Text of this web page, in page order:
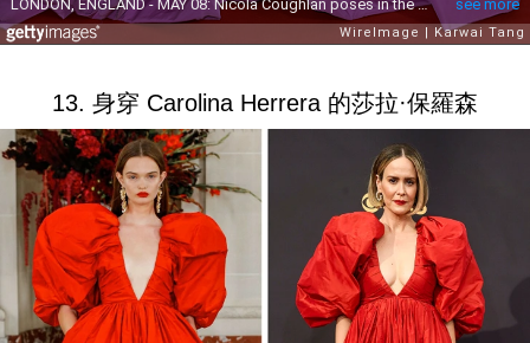
13. 身穿 Carolina Herrera 的莎拉·保羅森